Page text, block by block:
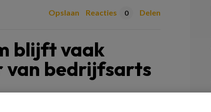
Opslaan Reacties 0 Delen
blijft vaak
van bedrijfsarts